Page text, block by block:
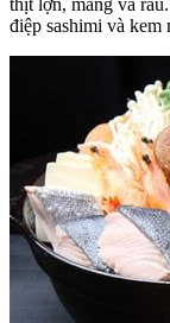
điệp sashimi và kem